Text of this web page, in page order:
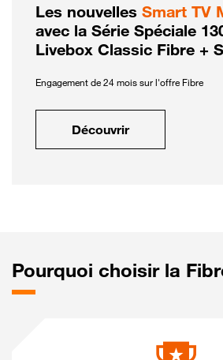
Les nouvelles Smart TV
avec la Série Spéciale
Livebox Classic Fibre +
Engagement de 24 mois sur l'offre Fibre
Découvrir
Pourquoi choisir la